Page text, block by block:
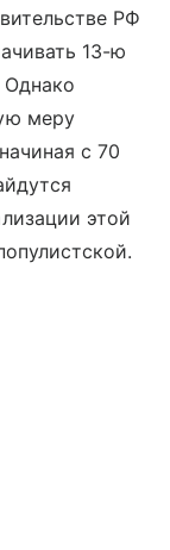
РФ
13-ю
меру
с 70
этой